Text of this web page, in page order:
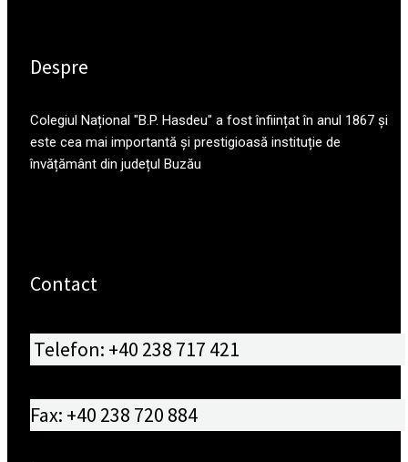
Despre
Colegiul Național "B.P. Hasdeu" a fost înființat în anul 1867 și
este cea mai importantă și prestigioasă instituție de
învățământ din județul Buzău
Contact
Telefon: +40 238 717 421
Fax: +40 238 720 884